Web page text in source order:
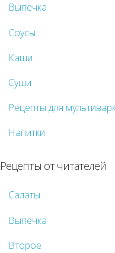
Выпечка
Соусы
Каши
Суши
Рецепты для
Напитки
Рецепты от читателей
Салаты
Выпечка
Второе